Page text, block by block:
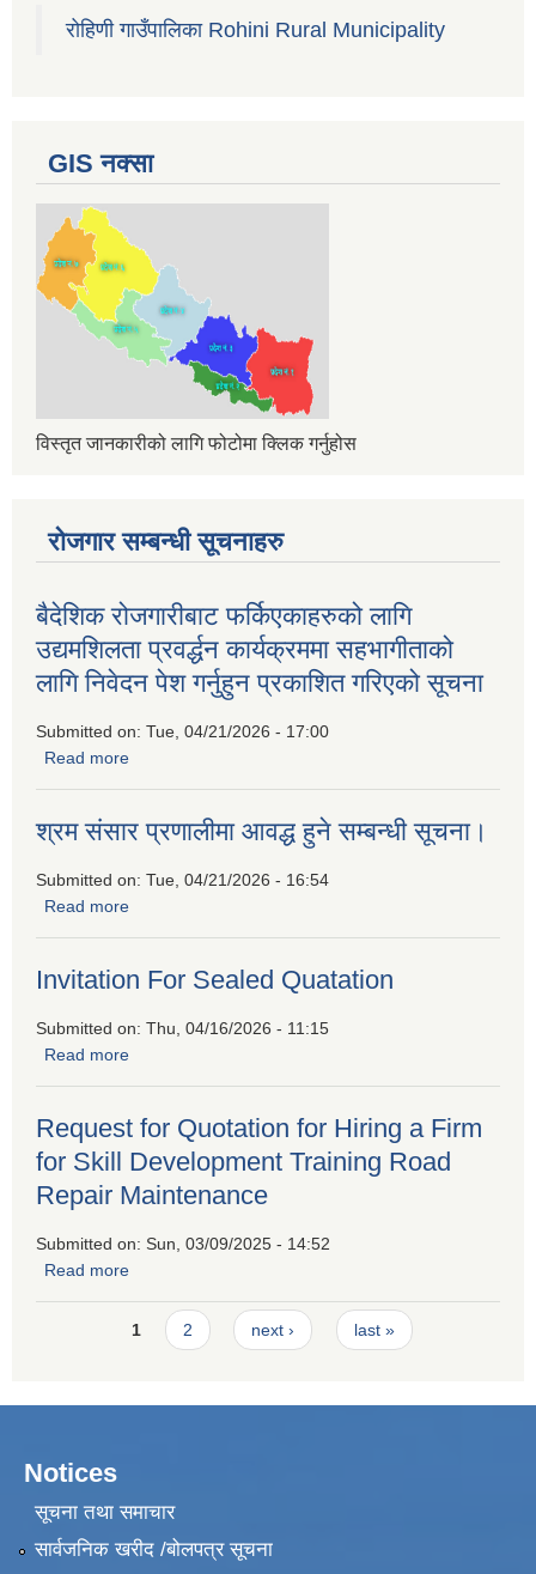
रोहिणी गाउँपालिका Rohini Rural Municipality
GIS नक्सा
विस्तृत जानकारीको लागि फोटोमा क्लिक गर्नुहोस
रोजगार सम्बन्धी सूचनाहरु
बैदेशिक रोजगारीबाट फर्किएकाहरुको लागि
उद्यमशिलता प्रवर्द्धन कार्यक्रममा सहभागीताको
लागि निवेदन पेश गर्नुहुन प्रकाशित गरिएको सूचना
Submitted on: Tue, 04/21/2026 - 17:00
Read more
श्रम संसार प्रणालीमा आवद्ध हुने सम्बन्धी सूचना।
Submitted on: Tue, 04/21/2026 - 16:54
Read more
Invitation For Sealed Quatation
Submitted on: Thu, 04/16/2026 - 11:15
Read more
Request for Quotation for Hiring a Firm
for Skill Development Training Road
Repair Maintenance
Submitted on: Sun, 03/09/2025 - 14:52
Read more
Pages1 2 next › last »
Notices
सूचना तथा समाचार
सार्वजनिक खरीद /बोलपत्र सूचना